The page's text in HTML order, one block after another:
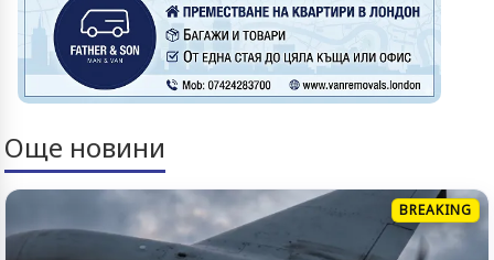
Още новини
BREAKING